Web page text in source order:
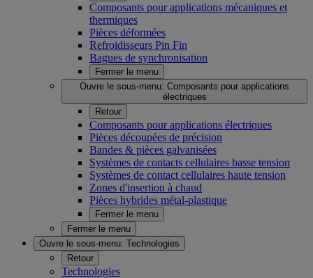
Composants pour applications mécaniques et
thermiques
Pièces déformées
Refroidisseurs Pin Fin
Bagues de synchronisation
Fermer le menu
Ouvre le sous-menu: Composants pour applications
électriques
Retour
Composants pour applications électriques
Pièces découpées de précision
Bandes & pièces galvanisées
Systèmes de contacts cellulaires basse tension
Systèmes de contact cellulaires haute tension
Zones d'insertion à chaud
Pièces hybrides métal-plastique
Fermer le menu
Fermer le menu
Ouvre le sous-menu: Technologies
Retour
Technologies